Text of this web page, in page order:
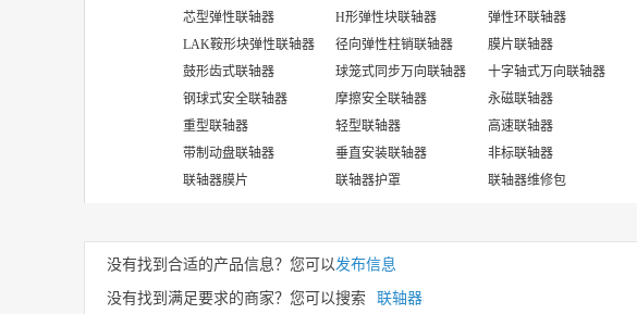
芯型弹性联轴器
H形弹性块联轴器 弹性环联轴器
LAK鞍形块弹性联轴器
径向弹性柱销联轴器 膜片联轴器
鼓形齿式联轴器
球笼式同步万向联轴器 十字轴式万向联轴器
钢球式安全联轴器
摩擦安全联轴器 永磁联轴器
重型联轴器
轻型联轴器 高速联轴器
带制动盘联轴器
垂直安装联轴器 非标联轴器
联轴器膜片
联轴器护罩 联轴器维修包
没有找到合适的产品信息？您可以发布信息
没有找到满足要求的商家？您可以搜索 联轴器